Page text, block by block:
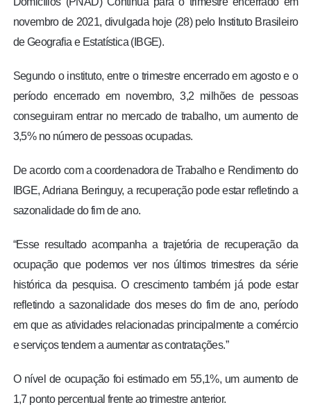
novembro de 2021, divulgada hoje (28) pelo Instituto Brasileiro
de Geografia e Estatística (IBGE).
Segundo o instituto, entre o trimestre encerrado em agosto e o
período encerrado em novembro, 3,2 milhões de pessoas
conseguiram entrar no mercado de trabalho, um aumento de
3,5% no número de pessoas ocupadas.
De acordo com a coordenadora de Trabalho e Rendimento do
IBGE, Adriana Beringuy, a recuperação pode estar refletindo a
sazonalidade do fim de ano.
“Esse resultado acompanha a trajetória de recuperação da
ocupação que podemos ver nos últimos trimestres da série
histórica da pesquisa. O crescimento também já pode estar
refletindo a sazonalidade dos meses do fim de ano, período
em que as atividades relacionadas principalmente a comércio
e serviços tendem a aumentar as contratações.”
O nível de ocupação foi estimado em 55,1%, um aumento de
1,7 ponto percentual frente ao trimestre anterior.